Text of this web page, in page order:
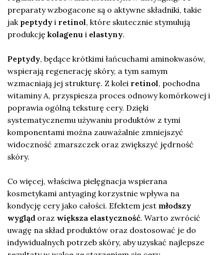
preparaty wzbogacone są o aktywne składniki, takie
jak peptydy i retinol, które skutecznie stymulują
produkcję kolagenu i elastyny.
Peptydy, będące krótkimi łańcuchami aminokwasów,
wspierają regenerację skóry, a tym samym
wzmacniają jej strukturę. Z kolei retinol, pochodna
witaminy A, przyspiesza proces odnowy komórkowej i
poprawia ogólną teksturę cery. Dzięki
systematycznemu używaniu produktów z tymi
komponentami można zauważalnie zmniejszyć
widoczność zmarszczek oraz zwiększyć jędrność
skóry.
Co więcej, właściwa pielęgnacja wspierana
kosmetykami antyaging korzystnie wpływa na
kondycję cery jako całości. Efektem jest młodszy
wygląd oraz większa elastyczność. Warto zwrócić
uwagę na skład produktów oraz dostosować je do
indywidualnych potrzeb skóry, aby uzyskać najlepsze